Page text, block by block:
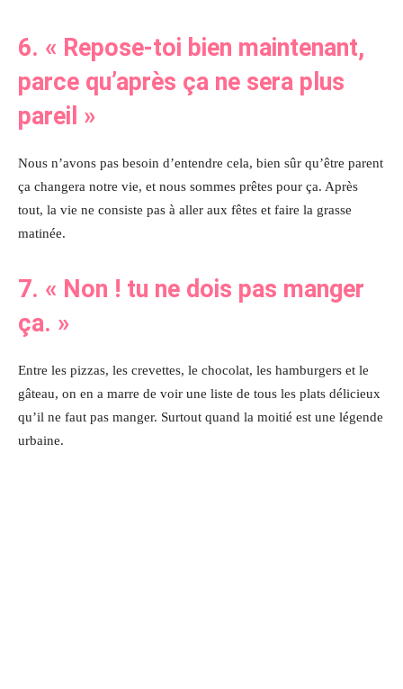
6. « Repose-toi bien maintenant,
parce qu’après ça ne sera plus
pareil »
Nous n’avons pas besoin d’entendre cela, bien sûr qu’être parent
ça changera notre vie, et nous sommes prêtes pour ça. Après
tout, la vie ne consiste pas à aller aux fêtes et faire la grasse
matinée.
7. « Non ! tu ne dois pas manger
ça. »
Entre les pizzas, les crevettes, le chocolat, les hamburgers et le
gâteau, on en a marre de voir une liste de tous les plats délicieux
qu’il ne faut pas manger. Surtout quand la moitié est une légende
urbaine.